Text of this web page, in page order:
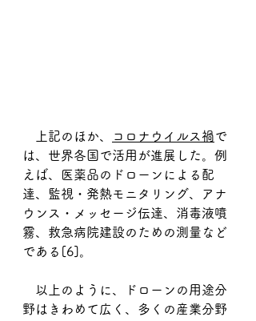
上記のほか、 コロナウイルス禍で
は、世界各国で活用が進展した。例
えば、医薬品のドローンによる配
達、監視・発熱モニタリング、アナ
ウンス・メッセージ伝達、消毒液噴
霧、救急病院建設のための測量など
である[6]。
以上のように、ドローンの用途分
野はきわめて広く、多くの産業分野